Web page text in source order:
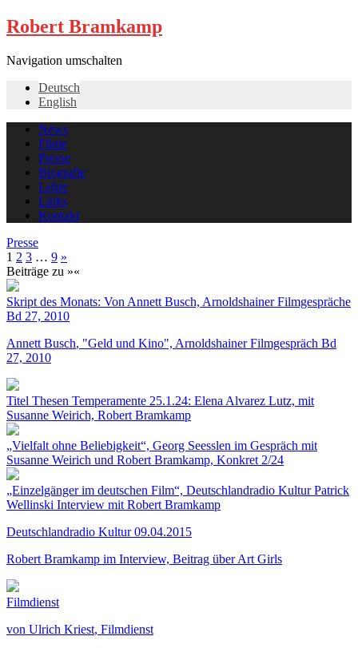
Robert Bramkamp
Navigation umschalten
Deutsch
English
News
Filme
Presse
Biografie
Lehre
Links
Kontakt
Presse
1 2 3 … 9 »
Beiträge zu »«
Skript des Monats: Von Annett Busch, Arnoldshainer Filmgespräche
Bd 27, 2010
Annett Busch, "Geld und Kino", Arnoldshainer Filmgespräch Bd
27, 2010
Titel Thesen Temperamente 25.1.24: Elena Alvarez Lutz, mit
Susanne Weirich, Robert Bramkamp
„Vielfalt ohne Beliebigkeit“, Georg Seesslen im Gespräch mit
Susanne Weirich und Robert Bramkamp, Konkret 2/24
„Einzelgänger im deutschen Film“, Deutschlandradio Kultur Patrick
Wellinski Interview mit Robert Bramkamp
Deutschlandradio Kultur 09.04.2015
Robert Bramkamp im Interview, Beitrag über Art Girls
Filmdienst
von Ulrich Kriest, Filmdienst